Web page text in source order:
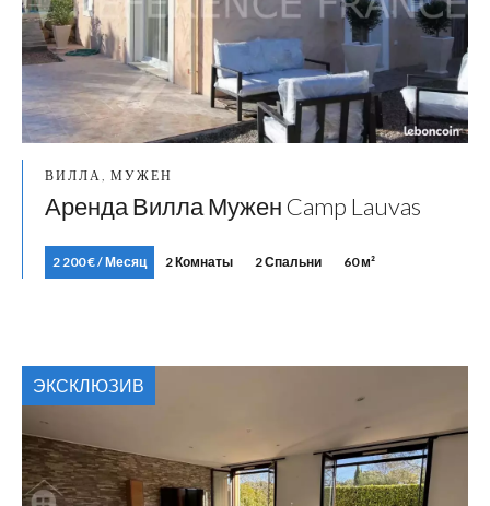
ВИЛЛА, МУЖЕН
Аренда Вилла Мужен Camp Lauvas
2 200 € / Месяц 2 Комнаты 2 Спальни 60 м²
ЭКСКЛЮЗИВ